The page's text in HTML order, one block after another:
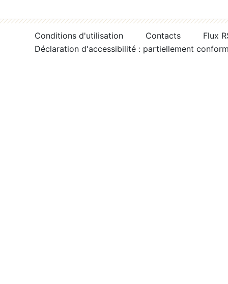
Conditions d'utilisation Contacts
Flux
Déclaration d'accessibilité : partiellement